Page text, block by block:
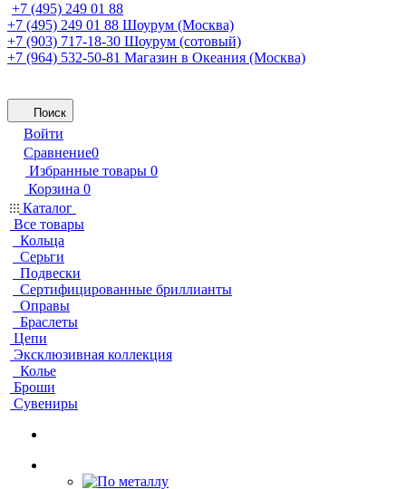
+7 (495) 249 01 88
+7 (495) 249 01 88 Шоурум (Москва)
+7 (903) 717-18-30 Шоурум (сотовый)
+7 (964) 532-50-81 Магазин в Океания (Москва)
Поиск
Войти
Сравнение0
Избранные товары 0
Корзина 0
Каталог
Все товары
Кольца
Серьги
Подвески
Сертифицированные бриллианты
Оправы
Браслеты
Цепи
Эксклюзивная коллекция
Колье
Броши
Сувениры